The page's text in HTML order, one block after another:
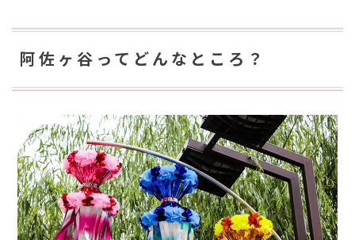
阿佐ヶ谷ってどんなところ？